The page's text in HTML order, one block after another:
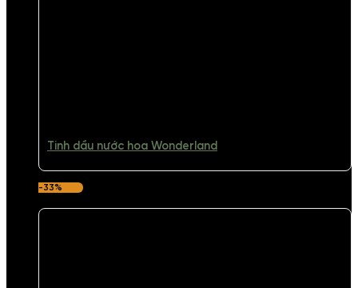
Tinh dầu nước hoa Wonderland
-33%